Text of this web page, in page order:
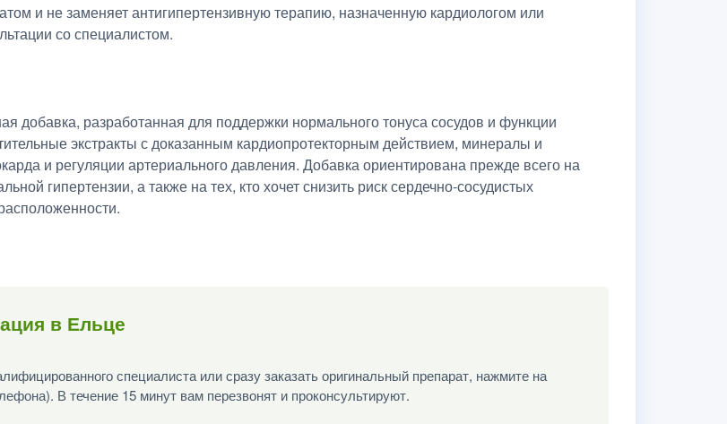
и не заменяет антигипертензивную терапию, назначенную кардиологом или
со специалистом.
добавка, разработанная для поддержки нормального тонуса сосудов и функции
экстракты с доказанным кардиопротекторным действием, минералы и
и регуляции артериального давления. Добавка ориентирована прежде всего на
гипертензии, а также на тех, кто хочет снизить риск сердечно-сосудистых
в Ельце
специалиста или сразу заказать оригинальный препарат, нажмите на
В течение 15 минут вам перезвонят и проконсультируют.